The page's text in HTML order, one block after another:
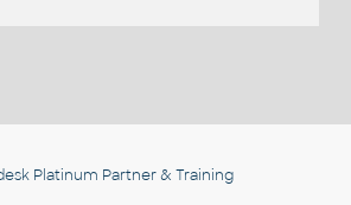
Platinum Partner & Training